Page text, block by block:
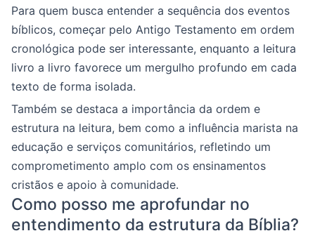
Para quem busca entender a sequência dos eventos
bíblicos, começar pelo Antigo Testamento em ordem
cronológica pode ser interessante, enquanto a leitura
livro a livro favorece um mergulho profundo em cada
texto de forma isolada.
Também se destaca a importância da ordem e
estrutura na leitura, bem como a influência marista na
educação e serviços comunitários, refletindo um
comprometimento amplo com os ensinamentos
cristãos e apoio à comunidade.
Como posso me aprofundar no
entendimento da estrutura da Bíblia?